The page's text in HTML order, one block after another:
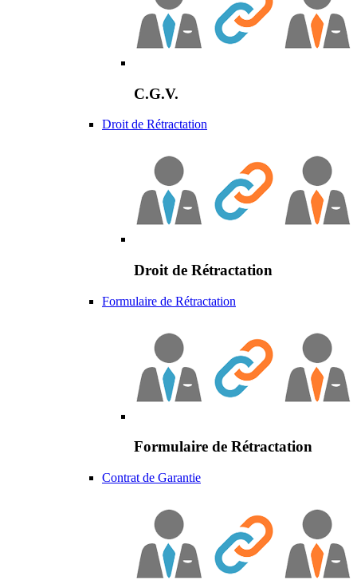
C.G.V.
Droit de Rétractation
Droit de Rétractation
Formulaire de Rétractation
Formulaire de Rétractation
Contrat de Garantie